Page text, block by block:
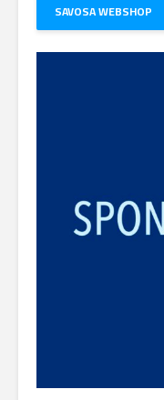
SAVOSA WEBSHOP